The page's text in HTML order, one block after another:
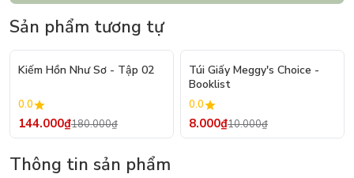
Sản phẩm tương tự
- 20%
Kiếm Hồn Như Sơ - Tập 02
0.0
144.000₫180.000₫
Túi Giấy Meggy's Choice -
Booklist
0.0
8.000₫10.000₫
Thông tin sản phẩm